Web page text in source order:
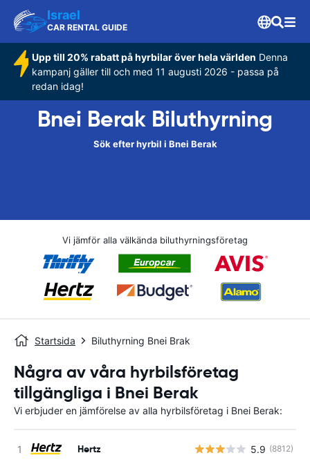
Israel
CAR RENTAL GUIDE
Upp till 20% rabatt på hyrbilar över hela världen Denna
kampanj gäller till och med 11 augusti 2026 - passa på
redan idag!
Bnei Berak Biluthyrning
Sök efter hyrbil i Bnei Berak
Vi jämför alla välkända biluthyrningsföretag
Startsida Biluthyrning Bnei Brak
Några av våra hyrbilsföretag
tillgängliga i Bnei Berak
Vi erbjuder en jämförelse av alla hyrbilsföretag i Bnei Berak:
Hertz 5.9 (8812)